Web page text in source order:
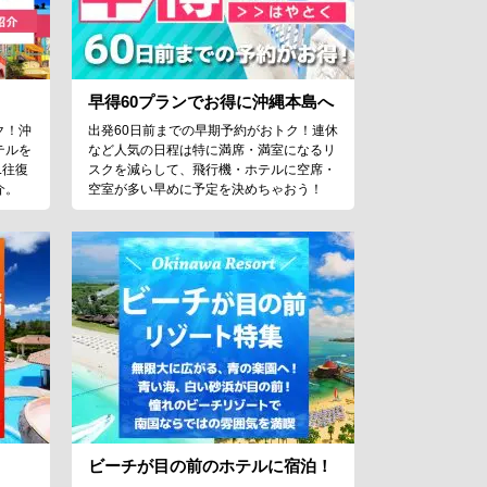
！沖
ルを
復
早得60プランでお得に沖縄本島へ
出発60日前までの早期予約がおトク！連休
など人気の日程は特に満席・満室になるリ
スクを減らして、飛行機・ホテルに空席・
空室が多い早めに予定を決めちゃおう！
ビーチが目の前のホテルに宿泊！